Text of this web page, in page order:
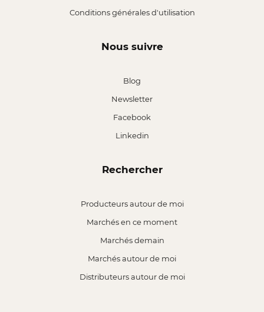
Conditions générales d'utilisation
Nous suivre
Blog
Newsletter
Facebook
Linkedin
Rechercher
Producteurs autour de moi
Marchés en ce moment
Marchés demain
Marchés autour de moi
Distributeurs autour de moi